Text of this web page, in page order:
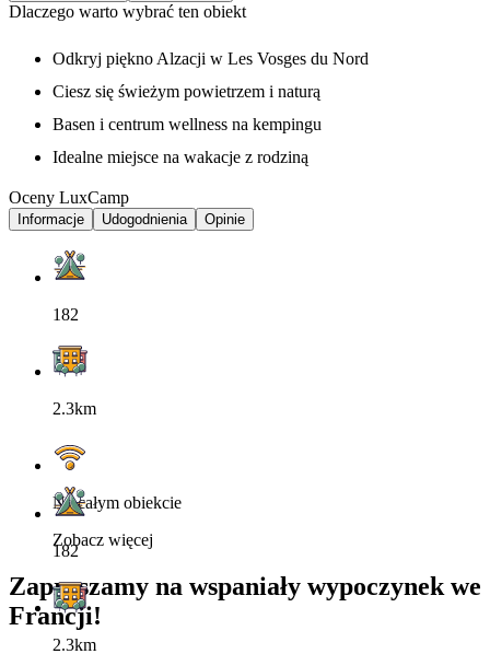
Dlaczego warto wybrać ten obiekt
Odkryj piękno Alzacji w Les Vosges du Nord
Ciesz się świeżym powietrzem i naturą
Basen i centrum wellness na kempingu
Idealne miejsce na wakacje z rodziną
Oceny LuxCamp
Informacje Udogodnienia Opinie
182
2.3km
Na całym obiekcie
Zobacz więcej
Zapraszamy na wspaniały wypoczynek we
Francji!
182
2.3km